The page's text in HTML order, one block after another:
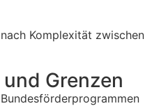
Komplexität zwischen
Grenzen